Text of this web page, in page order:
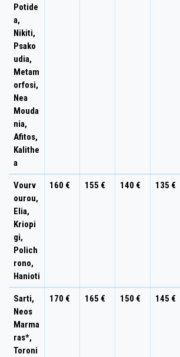
Potide
a,
Nikiti,
Psako
udia,
Metam
orfosi,
Nea
Mouda
nia,
Afitos,
Kalithe
a
Vourv
ourou,
Elia,
Kriopi
gi,
Polich
rono,
Hanioti
160 € 155 € 140 € 135 €
Sarti,
Neos
Marma
ras*,
Toroni
170 € 165 € 150 € 145 €